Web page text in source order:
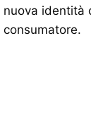
nuova identità
consumatore.